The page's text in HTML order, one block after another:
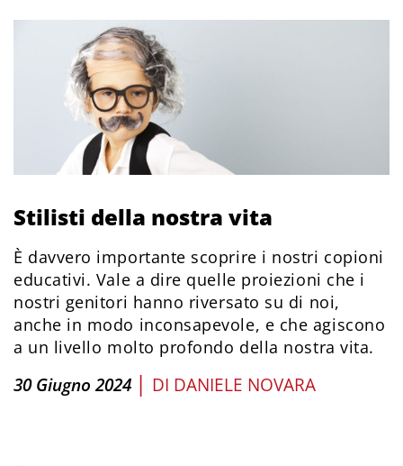
Stilisti della nostra vita
È davvero importante scoprire i nostri copioni
educativi. Vale a dire quelle proiezioni che i
nostri genitori hanno riversato su di noi,
anche in modo inconsapevole, e che agiscono
a un livello molto profondo della nostra vita.
30 Giugno 2024 | DI DANIELE NOVARA